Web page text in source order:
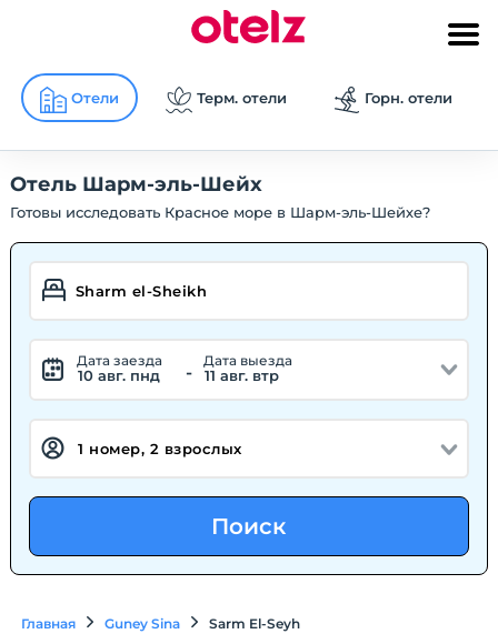
Отели Терм. отели Горн. отели
Отель Шарм-эль-Шейх
Готовы исследовать Красное море в Шарм-эль-Шейхе?
Дата заезда
10 авг. пнд -
Дата выезда
11 авг. втр
Поиск
Главная Guney Sina Sarm El-Seyh